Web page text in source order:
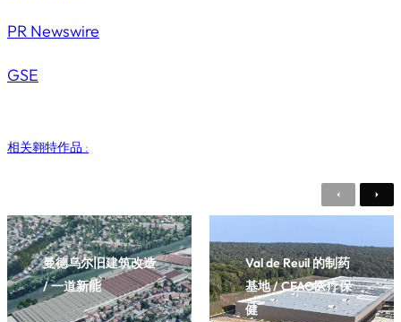
PR Newswire
GSE
相关翱特作品 :
P
r
v
i
o
u
s
N
e
t
曼德乌尔旧建筑改造
/ 一道新能
Val de Reuil 的制药
基地 / CFAO医疗保
健